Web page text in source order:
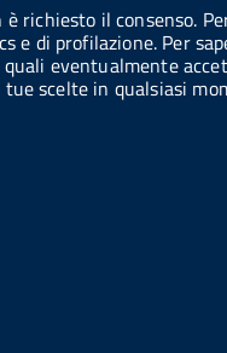
richiesto il consenso.
di profilazione. Per
eventualmente
scelte in qualsiasi
b
o
e
d
Gestione
sito